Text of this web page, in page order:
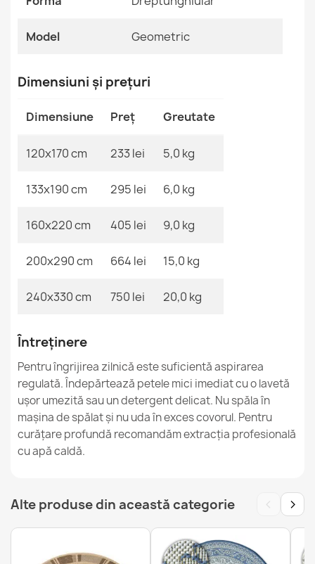
ORGANIC 2769 Covor Geometric Crem
ORGANIC Covor Piatră Crem Negru
Covor ORGANIC Floral Crem Negru
ORGANIC Covor Piatră Crem Gri
232,90 lej
Covor ORGANIC Geometric Crem
Model Geometric
Dimensiuni și prețuri
Dimensiune Preț Greutate
120x170 cm 233 lei 5,0 kg
133x190 cm 295 lei 6,0 kg
160x220 cm 405 lei 9,0 kg
200x290 cm 664 lei 15,0 kg
240x330 cm 750 lei 20,0 kg
Întreținere
Pentru îngrijirea zilnică este suficientă aspirarea
regulată. Îndepărtează petele mici imediat cu o lavetă
ușor umezită sau un detergent delicat. Nu spăla în
mașina de spălat și nu uda în exces covorul. Pentru
curățare profundă recomandăm extracția profesională
cu apă caldă.
Alte produse din această categorie ‹ ›